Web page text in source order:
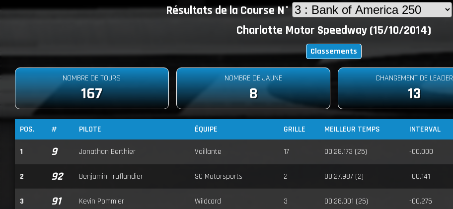
Résultats de la Course N°
Charlotte Motor Speedway (15/10/2014)
Classements
NOMBRE DE TOURS
167
NOMBRE DE JAUNE
8
CHANGEMENT DE LEADER
13
POS. # PILOTE ÉQUIPE GRILLE MEILLEUR TEMPS INTERVAL
1 9 Jonathan Berthier Vaillante 17 00:28.173 (25) -00.000
2 92 Benjamin Truflandier SC Motorsports 2 00:27.987 (2) -00.141
3 91 Kevin Pommier Wildcard 3 00:28.001 (25) -00.275